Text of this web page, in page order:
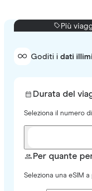
Più
Goditi i dati
Durata del
Seleziona il numero
Per quante
Seleziona una eSIM a